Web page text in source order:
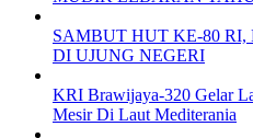
SAMBUT HUT KE-80
DI UJUNG NEGERI
KRI Brawijaya-320 Gelar
Mesir Di Laut Mediterania